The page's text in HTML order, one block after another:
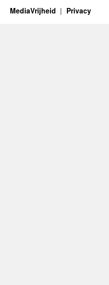
MediaVrijheid Privacy